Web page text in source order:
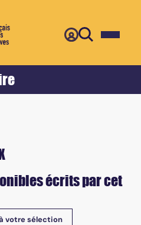
écrits par cet
votre sélection